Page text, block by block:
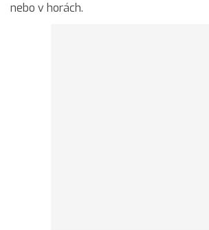
nebo v horách.